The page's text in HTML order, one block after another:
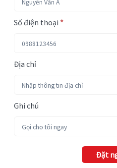
Số điện thoại *
Địa chỉ
Ghi chú
Đặt